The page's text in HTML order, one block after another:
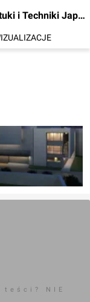
Wizualizacje [Kraków] Muzeum Sztuki i Techniki Japońskiej "Manggha" (nowe skrzydło)
teści? NIE